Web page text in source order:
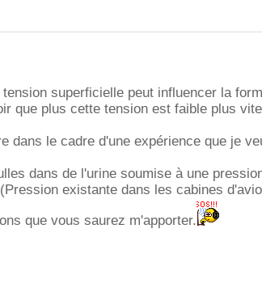
superficielle peut influencer la
que plus cette tension est faible plus
dans le cadre d'une expérience que je
dans de l'urine soumise à une
existante dans les cabines
que vous saurez m'apporter.